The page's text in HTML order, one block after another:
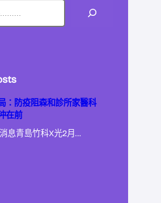
：防疫阻森和診所家醫科
在前
息青島竹科X光2月…